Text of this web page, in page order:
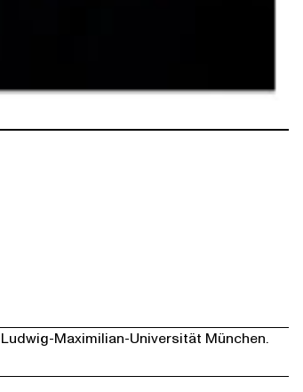
Maximilian-Universität München.